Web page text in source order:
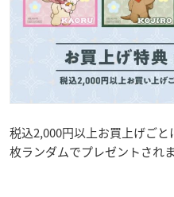
税込2,000円以上お買上げご
枚ランダムでプレゼントされま